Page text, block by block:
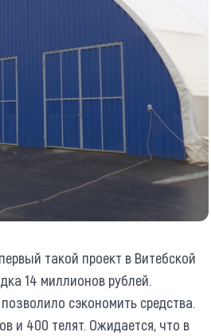
такой проект в Витебской
14 миллионов рублей.
сэкономить средства.
и 400 телят. Ожидается, что в